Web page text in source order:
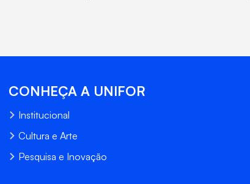
CONHEÇA A UNIFOR
Institucional
Cultura e Arte
Pesquisa e Inovação